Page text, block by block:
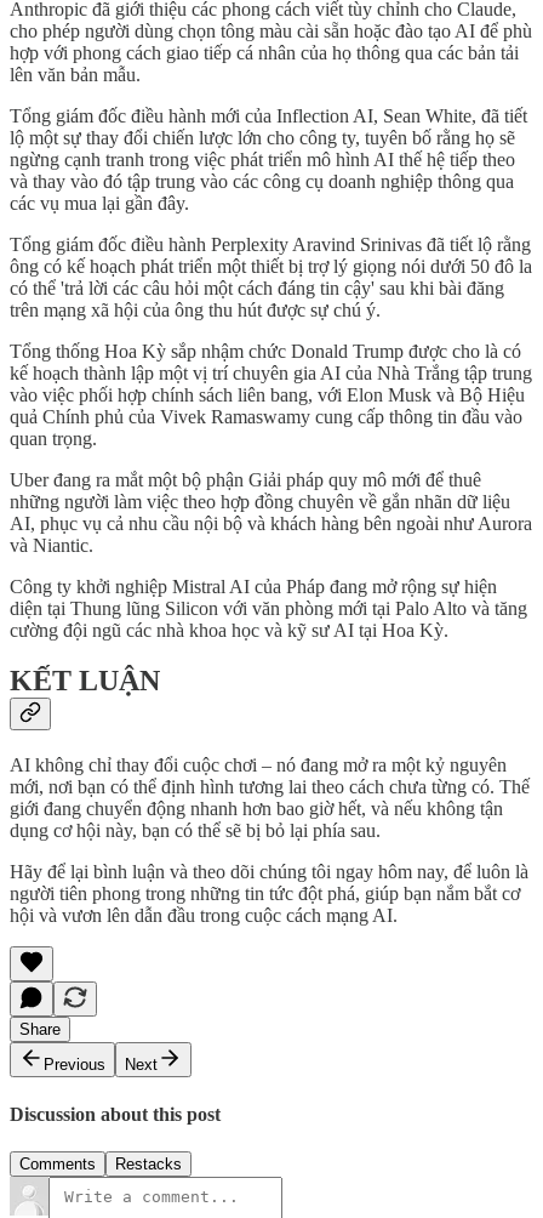
Anthropic đã giới thiệu các phong cách viết tùy chỉnh cho Claude,
cho phép người dùng chọn tông màu cài sẵn hoặc đào tạo AI để phù
hợp với phong cách giao tiếp cá nhân của họ thông qua các bản tải
lên văn bản mẫu.
Tổng giám đốc điều hành mới của Inflection AI, Sean White, đã tiết
lộ một sự thay đổi chiến lược lớn cho công ty, tuyên bố rằng họ sẽ
ngừng cạnh tranh trong việc phát triển mô hình AI thế hệ tiếp theo
và thay vào đó tập trung vào các công cụ doanh nghiệp thông qua
các vụ mua lại gần đây.
Tổng giám đốc điều hành Perplexity Aravind Srinivas đã tiết lộ rằng
ông có kế hoạch phát triển một thiết bị trợ lý giọng nói dưới 50 đô la
có thể 'trả lời các câu hỏi một cách đáng tin cậy' sau khi bài đăng
trên mạng xã hội của ông thu hút được sự chú ý.
Tổng thống Hoa Kỳ sắp nhậm chức Donald Trump được cho là có
kế hoạch thành lập một vị trí chuyên gia AI của Nhà Trắng tập trung
vào việc phối hợp chính sách liên bang, với Elon Musk và Bộ Hiệu
quả Chính phủ của Vivek Ramaswamy cung cấp thông tin đầu vào
quan trọng.
Uber đang ra mắt một bộ phận Giải pháp quy mô mới để thuê
những người làm việc theo hợp đồng chuyên về gắn nhãn dữ liệu
AI, phục vụ cả nhu cầu nội bộ và khách hàng bên ngoài như Aurora
và Niantic.
Công ty khởi nghiệp Mistral AI của Pháp đang mở rộng sự hiện
diện tại Thung lũng Silicon với văn phòng mới tại Palo Alto và tăng
cường đội ngũ các nhà khoa học và kỹ sư AI tại Hoa Kỳ.
KẾT LUẬN
AI không chỉ thay đổi cuộc chơi – nó đang mở ra một kỷ nguyên
mới, nơi bạn có thể định hình tương lai theo cách chưa từng có. Thế
giới đang chuyển động nhanh hơn bao giờ hết, và nếu không tận
dụng cơ hội này, bạn có thể sẽ bị bỏ lại phía sau.
Hãy để lại bình luận và theo dõi chúng tôi ngay hôm nay, để luôn là
người tiên phong trong những tin tức đột phá, giúp bạn nắm bắt cơ
hội và vươn lên dẫn đầu trong cuộc cách mạng AI.
Share
Previous
Next
Discussion about this post
Comments Restacks